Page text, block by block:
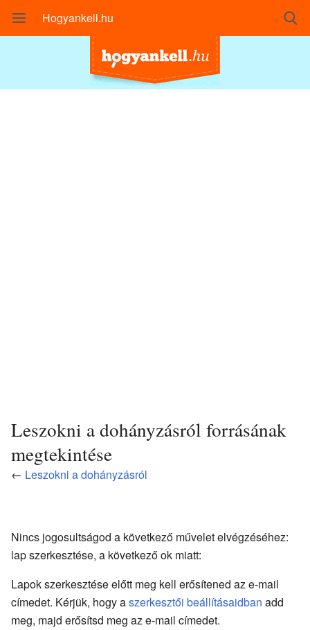
Hogyankell.hu
Leszokni a dohányzásról forrásának
megtekintése
← Leszokni a dohányzásról
Nincs jogosultságod a következő művelet elvégzéséhez:
lap szerkesztése, a következő ok miatt:
Lapok szerkesztése előtt meg kell erősítened az e-mail
címedet. Kérjük, hogy aszerkesztői beállításaidban add
meg, majd erősítsd meg az e-mail címedet.